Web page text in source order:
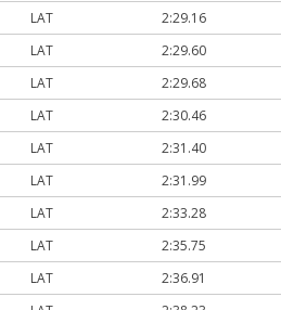
LAT 2:29.16
LAT 2:29.60
LAT 2:29.68
LAT 2:30.46
LAT 2:31.40
LAT 2:31.99
LAT 2:33.28
LAT 2:35.75
LAT 2:36.91